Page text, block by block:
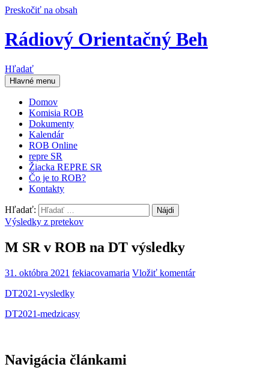
Preskočiť na obsah
Rádiový Orientačný Beh
Hľadať
Hlavné menu
Domov
Komisia ROB
Dokumenty
Kalendár
ROB Online
repre SR
Žiacka REPRE SR
Čo je to ROB?
Kontakty
Hľadať:
Výsledky z pretekov
M SR v ROB na DT výsledky
31. októbra 2021 fekiacovamaria Vložiť komentár
DT2021-vysledky
DT2021-medzicasy
Navigácia článkami